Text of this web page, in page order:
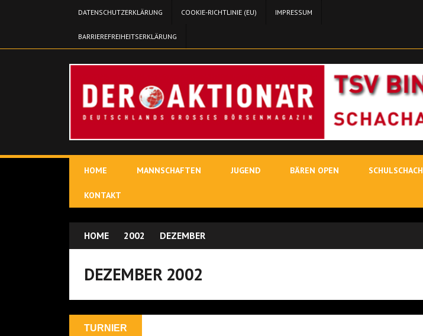
DATENSCHUTZERKLÄRUNG COOKIE-RICHTLINIE (EU) IMPRESSUM
BARRIEREFREIHEITSERKLÄRUNG
HOME MANNSCHAFTEN JUGEND BÄREN OPEN SCHULSCHACH
KONTAKT
HOME 2002 DEZEMBER
DEZEMBER 2002
TURNIER